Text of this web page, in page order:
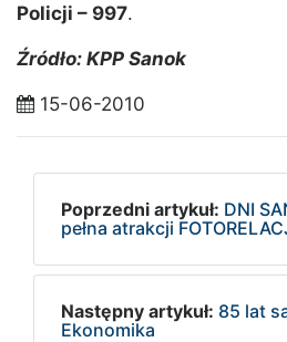
Policji – 997.
Źródło: KPP Sanok
15-06-2010
Poprzedni artykuł: DNI
pełna atrakcji
Następny artykuł: 85 lat
Ekonomika